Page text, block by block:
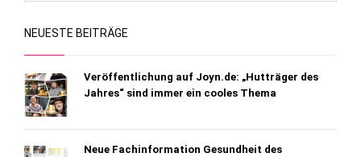
NEUESTE BEITRÄGE
Veröffentlichung auf Joyn.de: „Hutträger des
Jahres“ sind immer ein cooles Thema
Neue Fachinformation Gesundheit des